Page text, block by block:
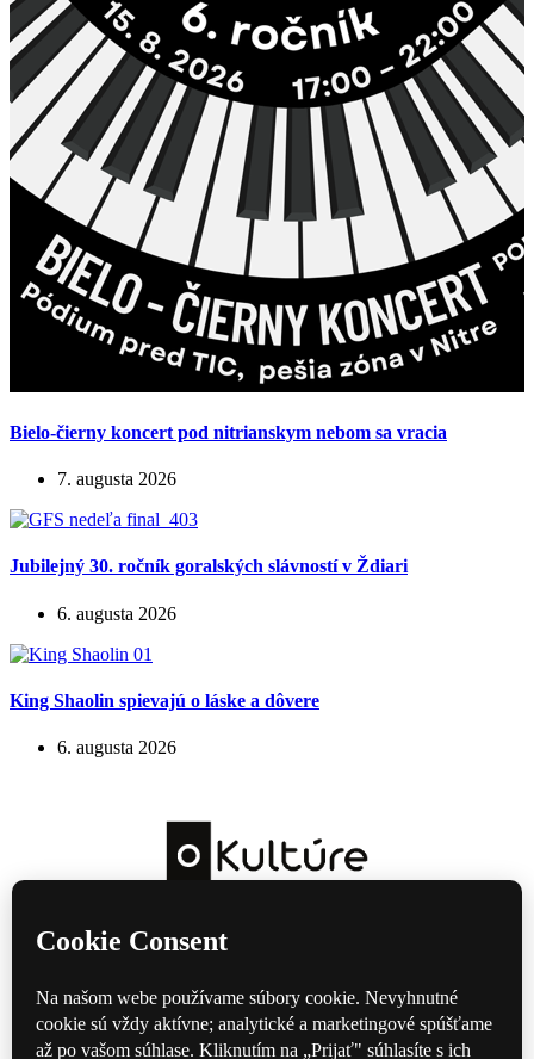
Bielo-čierny koncert pod nitrianskym nebom sa vracia
7. augusta 2026
Jubilejný 30. ročník goralských slávností v Ždiari
6. augusta 2026
King Shaolin spievajú o láske a dôvere
6. augusta 2026
Divadlo
Film
Hudba
Knihy